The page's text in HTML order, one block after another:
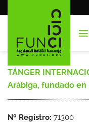
al
TÁNGER
Arábiga, fundado en
Nº Registro: 71300